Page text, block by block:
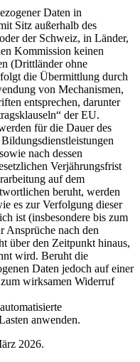
Daten in
Sitz außerhalb des
der Schweiz, in Länder,
Kommission keinen
(Drittländer ohne
die Übermittlung durch
von Mechanismen,
entsprechen, darunter
der EU.
für die Dauer des
nach dessen
Verjährungsfrist
auf dem
beruht, werden
es zur Verfolgung dieser
ist (insbesondere bis zum
Ansprüche nach den
über den Zeitpunkt hinaus,
wird. Beruht die
Daten jedoch auf einer
wirksamen Widerruf
anwenden.
2026.